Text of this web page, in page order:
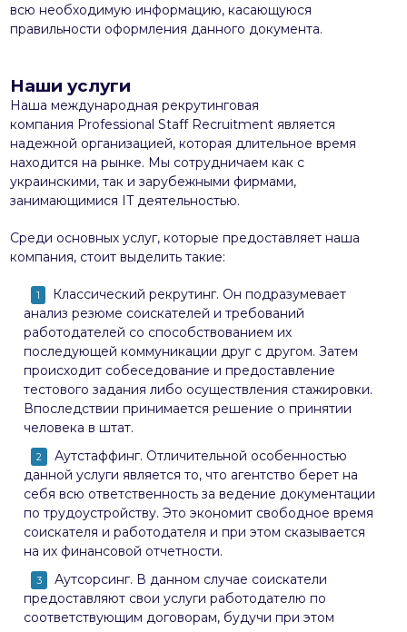
всю необходимую информацию, касающуюся
правильности оформления данного документа.
Наши услуги
Наша международная рекрутинговая
компания Professional Staff Recruitment является
надежной организацией, которая длительное время
находится на рынке. Мы сотрудничаем как с
украинскими, так и зарубежными фирмами,
занимающимися IT деятельностью.
Среди основных услуг, которые предоставляет наша
компания, стоит выделить такие:
Классический рекрутинг. Он подразумевает
анализ резюме соискателей и требований
работодателей со способствованием их
последующей коммуникации друг с другом. Затем
происходит собеседование и предоставление
тестового задания либо осуществления стажировки.
Впоследствии принимается решение о принятии
человека в штат.
Аутстаффинг. Отличительной особенностью
данной услуги является то, что агентство берет на
себя всю ответственность за ведение документации
по трудоустройству. Это экономит свободное время
соискателя и работодателя и при этом сказывается
на их финансовой отчетности.
Аутсорсинг. В данном случае соискатели
предоставляют свои услуги работодателю по
соответствующим договорам, будучи при этом